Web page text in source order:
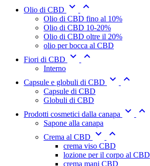
Olio di CBD  
Olio di CBD fino al 10%
Olio di CBD 10-20%
Olio di CBD oltre il 20%
olio per bocca al CBD
Fiori di CBD
 
Interno
Capsule e globuli di CBD
 
Capsule di CBD
Globuli di CBD
Prodotti cosmetici dalla canapa
 
Sapone alla canapa
Crema al CBD
 
crema viso CBD
lozione per il corpo al CBD
crema mani CBD